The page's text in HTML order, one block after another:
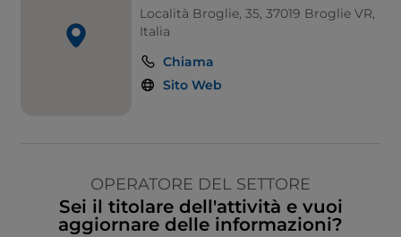
Località Broglie, 35, 37019 Broglie VR,
Italia
Chiama
Sito Web
OPERATORE DEL SETTORE
Sei il titolare dell'attività e vuoi
aggiornare delle informazioni?